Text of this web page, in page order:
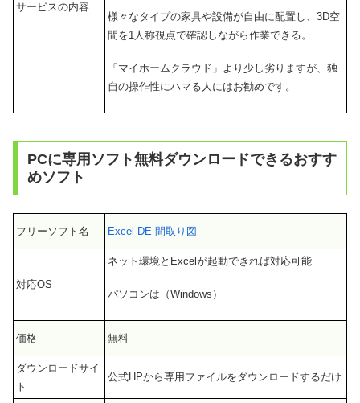
サービスの内容
様々なタイプの家具や設備が自由に配置し、3D空
間を1人称視点で確認しながら作業できる。
「マイホームクラウド」より少し劣りますが、独
自の操作性にハマる人にはお勧めです。
PCに専用ソフト無料ダウンロードできるおすす
めソフト
フリーソフト名 Excel DE 間取り図
対応OS
ネット環境とExcelが起動できれば対応可能
パソコンは（Windows）
価格 無料
ダウンロードサイ
ト
公式HPから専用ファイルをダウンロードするだけ